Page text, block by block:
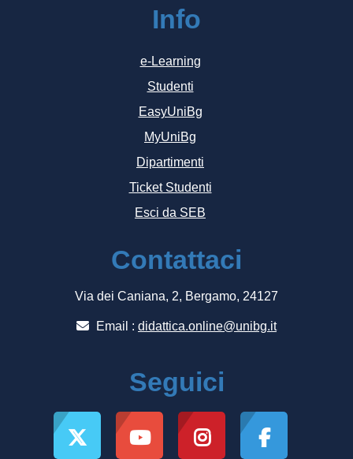
Info
e-Learning
Studenti
EasyUniBg
MyUniBg
Dipartimenti
Ticket Studenti
Esci da SEB
Contattaci
Via dei Caniana, 2, Bergamo, 24127
Email : didattica.online@unibg.it
Seguici